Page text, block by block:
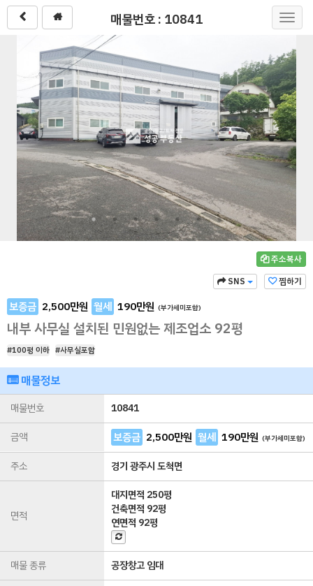
매물번호 : 10841
주소복사
찜하기
SNS
보증금 2,500만원 월세 190만원 (부가세미포함)
내부 사무실 설치된 민원없는 제조업소 92평
#100평 이하 #사무실포함
매물정보
매물번호
10841
금액
보증금 2,500만원 월세 190만원 (부가세미포함)
주소 경기 광주시 도척면
면적
대지면적 250평
건축면적 92평
연면적 92평
매물 종류
공장창고 임대